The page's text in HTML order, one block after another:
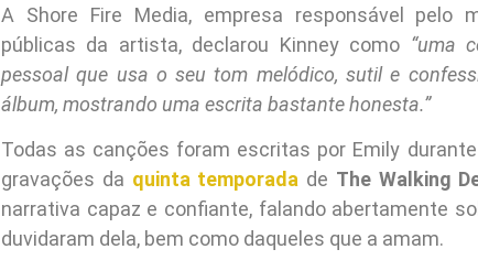
A Shore Fire Media, empresa responsável pelo
públicas da artista, declarou Kinney como “uma
pessoal que usa o seu tom melódico, sutil e
álbum, mostrando uma escrita bastante honesta.”
Todas as canções foram escritas por Emily
gravações da quinta temporada de The Walking
narrativa capaz e confiante, falando abertamente
duvidaram dela, bem como daqueles que a amam.